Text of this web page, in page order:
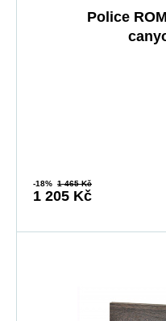
Police
-18% 1 465 Kč
1 205 Kč